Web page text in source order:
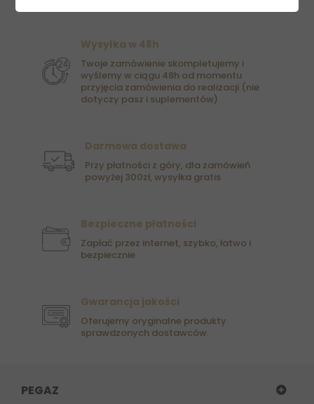
Wysyłka w 48h
Twoje zamówienie skompletujemy i
wyślemy w ciągu 48h od momentu
przyjęcia zamówienia do realizacji (nie
dotyczy pasz i suplementów)
Darmowa dostawa
Przy płatności z góry, dla zamówień
powyżej 300zł, wysyłka gratis
Bezpieczne płatności
Zapłać przez internet, szybko, łatwo i
bezpiecznie
Gwarancja jakości
Oferujemy oryginalne produkty
sprawdzonych dostawców.
PEGAZ